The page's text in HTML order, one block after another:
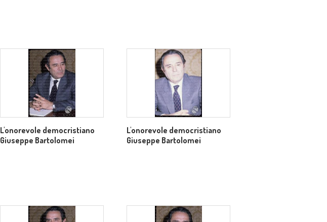
L'onorevole democristiano
Giuseppe Bartolomei
L'onorevole democristiano
Giuseppe Bartolomei